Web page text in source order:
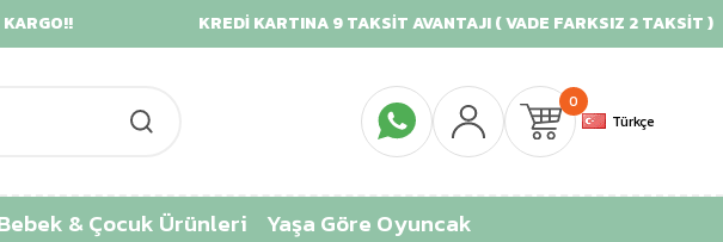
KREDİ KARTINA 9 TAKSİT AVANTAJI ( VADE FARKSIZ 2 TAKSİT )
0
Türkçe
& Çocuk Ürünleri Yaşa Göre Oyuncak